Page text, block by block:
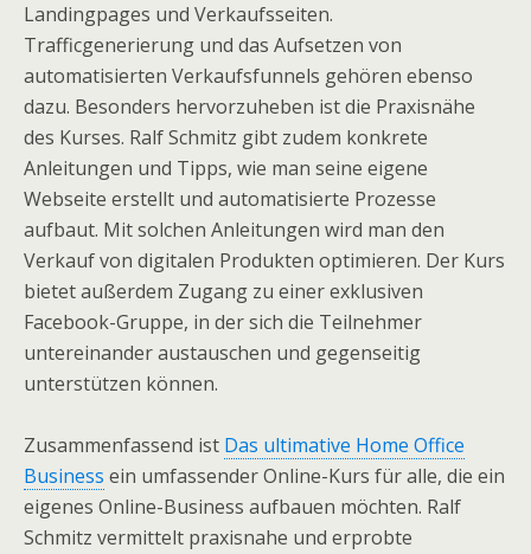
Landingpages und Verkaufsseiten.
Trafficgenerierung und das Aufsetzen von
automatisierten Verkaufsfunnels gehören ebenso
dazu. Besonders hervorzuheben ist die Praxisnähe
des Kurses. Ralf Schmitz gibt zudem konkrete
Anleitungen und Tipps, wie man seine eigene
Webseite erstellt und automatisierte Prozesse
aufbaut. Mit solchen Anleitungen wird man den
Verkauf von digitalen Produkten optimieren. Der Kurs
bietet außerdem Zugang zu einer exklusiven
Facebook-Gruppe, in der sich die Teilnehmer
untereinander austauschen und gegenseitig
unterstützen können.
Zusammenfassend ist Das ultimative Home Office
Business ein umfassender Online-Kurs für alle, die ein
eigenes Online-Business aufbauen möchten. Ralf
Schmitz vermittelt praxisnahe und erprobte